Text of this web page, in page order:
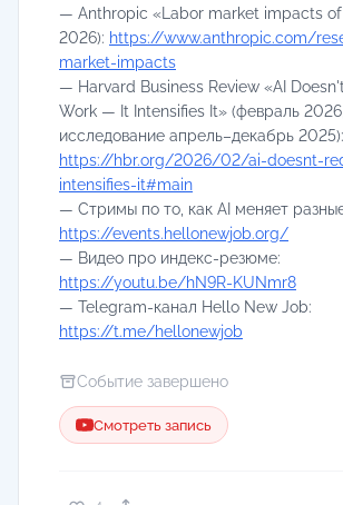
— Anthropic «Labor market impacts of
2026): https://www.anthropic.com/
market-impacts
— Harvard Business Review «AI
Work — It Intensifies It» (февраль 2026,
исследование апрель–декабрь 2025):
https://hbr.org/2026/02/ai-doesnt-
intensifies-it#main
— Стримы по то, как AI меняет
https://events.hellonewjob.org/
— Видео про индекс-резюме:
https://youtu.be/hN9R-KUNmr8
— Telegram-канал Hello New Job:
https://t.me/hellonewjob
Событие завершено
Смотреть запись